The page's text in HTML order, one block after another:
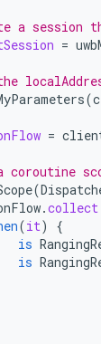
a session
=
(
=
(
.collect
(it)
{
is
is